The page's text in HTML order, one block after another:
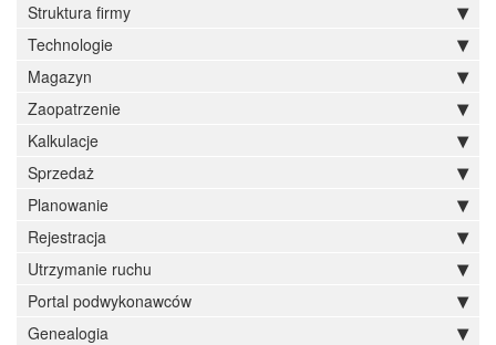
Struktura firmy
Technologie
Magazyn
Zaopatrzenie
Kalkulacje
Sprzedaż
Planowanie
Rejestracja
Utrzymanie ruchu
Portal podwykonawców
Genealogia